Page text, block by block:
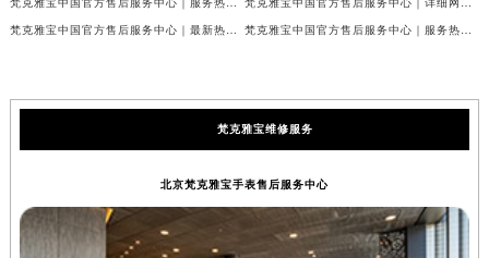
梵克雅宝维修服务
北京梵克雅宝手表售后服务中心